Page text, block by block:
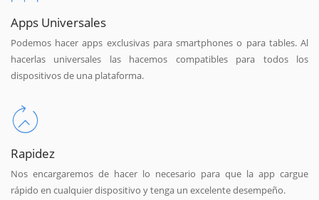
Apps Universales
Podemos hacer apps exclusivas para smartphones o para tables. Al
hacerlas universales las hacemos compatibles para todos los
dispositivos de una plataforma.
Rapidez
Nos encargaremos de hacer lo necesario para que la app cargue
rápido en cualquier dispositivo y tenga un excelente desempeño.